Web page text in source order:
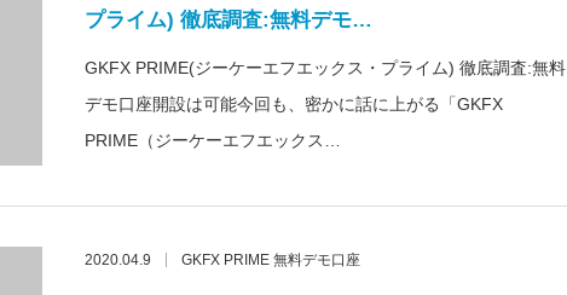
プライム) 徹底調査:無料デモ…
GKFX PRIME(ジーケーエフエックス・プライム) 徹底調査:無料
デモ口座開設は可能今回も、密かに話に上がる「GKFX
PRIME（ジーケーエフエックス…
2020.04.9 GKFX PRIME 無料デモ口座